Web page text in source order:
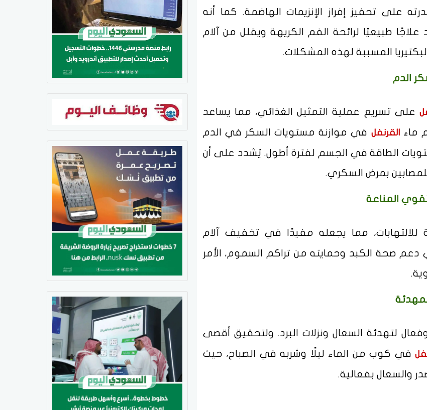
على تحفيز إفراز الإنزيمات الهاضمة. كما أنه
طبيعيًا لرائحة الفم الكريهة ويقلل من آلام
المسببة لهذه المشكلات.
الدم
على تسريع عملية التمثيل الغذائي، مما يساعد
ماءالقرنفل في موازنة مستويات السكر في الدم
الطاقة في الجسم لفترة أطول. يُشدد على أن
بمرض السكري.
المناعة
للالتهابات، مما يجعله مفيدًا في تخفيف آلام
صحة الكبد وحمايته من تراكم السموم، الأمر
لتهدئة السعال ونزلات البرد. ولتحقيق أقصى
في كوب من الماء ليلًا وشربه في الصباح، حيث
والسعال بفعالية.